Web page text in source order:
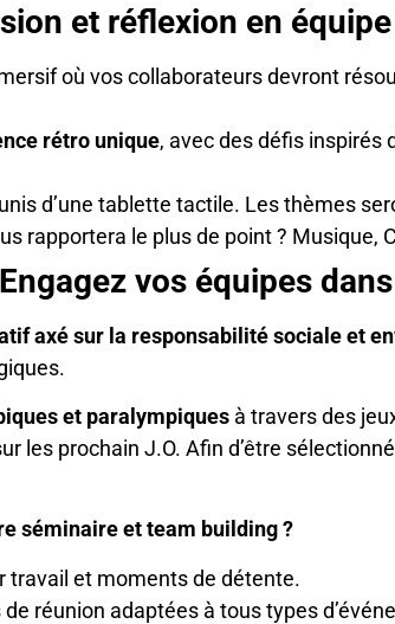
et réflexion en équipe
où vos collaborateurs devront
rétro unique, avec des défis inspirés
d’une tablette tactile. Les thèmes
rapportera le plus de point ? Musique,
vos équipes
axé sur la responsabilité sociale et
et paralympiques à travers des
les prochain J.O. Afin d’être
séminaire et team building ?
travail et moments de détente.
de réunion adaptées à tous types